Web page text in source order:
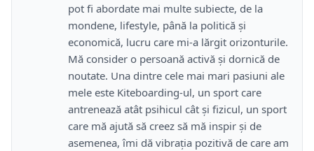
pot fi abordate mai multe subiecte, de la
mondene, lifestyle, până la politică și
economică, lucru care mi-a lărgit orizonturile.
Mă consider o persoană activă și dornică de
noutate. Una dintre cele mai mari pasiuni ale
mele este Kiteboarding-ul, un sport care
antrenează atât psihicul cât și fizicul, un sport
care mă ajută să creez să mă inspir și de
asemenea, îmi dă vibrația pozitivă de care am